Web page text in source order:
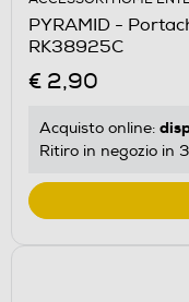
PYRAMID -
RK38925C
€ 2,90
Acquisto online:
Ritiro in negozio in